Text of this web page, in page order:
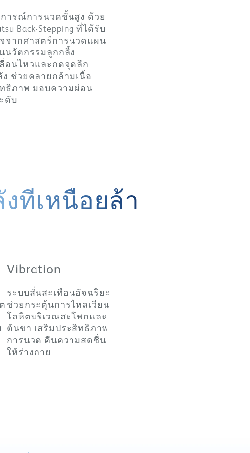
ารณ์การนวดชั้นสูง ด้วย
Back-Stepping ที่ได้รับ
จากศาสตร์การนวดแผน
นวัตกรรมลูกกลิ้ง
อนไหวและกดจุดลึก
ช่วยคลายกล้ามเนื้อ
ธิภาพ มอบความผ่อน
ดับ
ที่เหนื่อยล้า
Vibration
ระบบสั่นสะเทือนอัจฉริยะ
ช่วยกระตุ้นการไหลเวียน
โลหิตบริเวณสะโพกและ
ต้นขา เสริมประสิทธิภาพ
การนวด คืนความสดชื่น
ให้ร่างกาย